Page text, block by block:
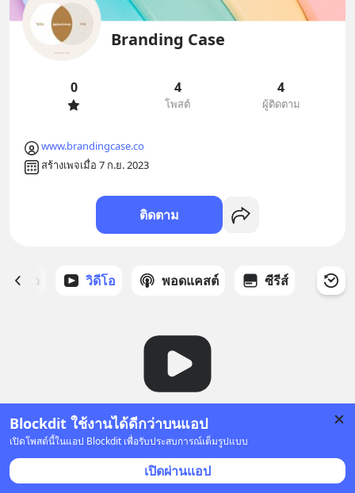
Blockdit ใช้งานได้ดีกว่าบนแอป
เปิดโพสต์นี้ในแอป Blockdit เพื่อรับประสบการณ์เต็มรูปแบบ
เปิดผ่านแอป
Branding Case
0 4
โพสต์
4
ผู้ติดตาม
www.brandingcase.co
สร้างเพจเมื่อ 7 ก.ย. 2023
ติดตาม
ด้ดาว วิดีโอ พอดแคสต์ ซีรีส์
ยังไม่มีวิดีโอ